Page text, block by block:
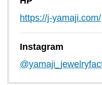
https://j-yamaji.com/
Instagram